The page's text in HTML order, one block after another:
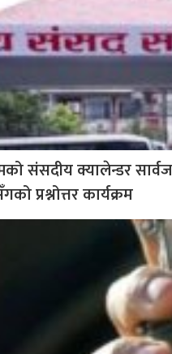
संसदीय क्यालेन्डर
प्रश्नोत्तर कार्यक्रम